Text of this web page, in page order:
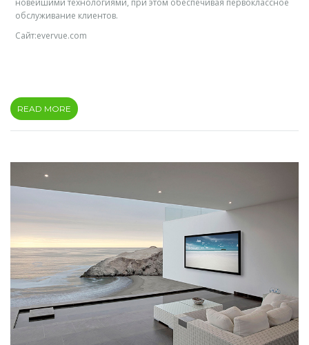
обслуживание клиентов.
Сайт:evervue.com
READ MORE